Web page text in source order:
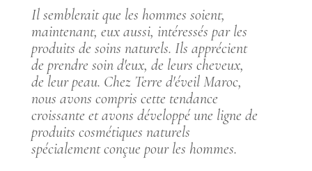
Il semblerait que les hommes soient,
maintenant, eux aussi, intéressés par les
produits de soins naturels. Ils apprécient
de prendre soin d'eux, de leurs cheveux,
de leur peau. Chez Terre d'éveil Maroc,
nous avons compris cette tendance
croissante et avons développé une ligne de
produits cosmétiques naturels
spécialement conçue pour les hommes.